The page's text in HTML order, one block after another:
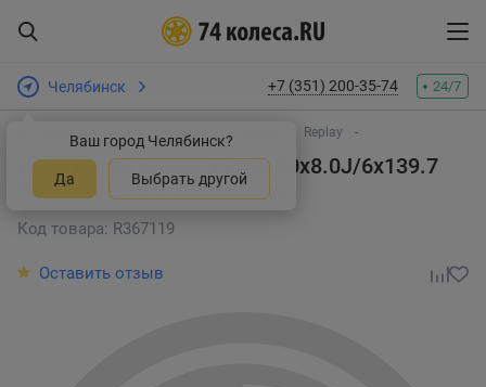
Челябинск
Ваш город Челябинск?
Да Выбрать другой
+7 (351) 200-35-74 24/7
Интернет-магазин шин и дисков Replay
Диск литой Replay TY399 20x8.0J/6x139.7
D95.1 ET60 Sв Челябинске
Код товара: R367119
Оставить отзыв